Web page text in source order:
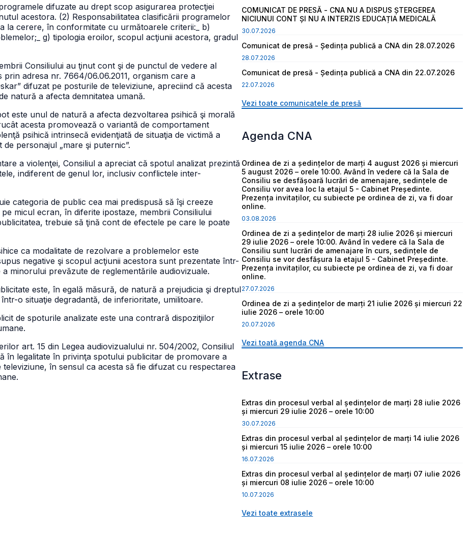
difuzate au drept scop asigurarea protecţiei
acestora. (2) Responsabilitatea clasificării programelor
la cerere, în conformitate cu următoarele criterii: _ b)
_ g) tipologia eroilor, scopul acţiunii acestora, gradul
Consiliului au ţinut cont şi de punctul de vedere al
adresa nr. 7664/06.06.2011, organism care a
difuzat pe posturile de televiziune, apreciind că acesta
natură a afecta demnitatea umană.
este unul de natură a afecta dezvoltarea psihică şi morală
acesta promovează o variantă de comportament
psihică intrinsecă evidenţiată de situaţia de victimă a
personajul „mare şi puternic”.
a violenţei, Consiliul a apreciat că spotul analizat prezintă
indiferent de genul lor, inclusiv conflictele inter-
categoria de public cea mai predispusă să îşi creeze
micul ecran, în diferite ipostaze, membrii Consiliului
trebuie să ţină cont de efectele pe care le poate
ca modalitate de rezolvare a problemelor este
negative şi scopul acţiunii acestora sunt prezentate într-
minorului prevăzute de reglementările audiovizuale.
este, în egală măsură, de natură a prejudicia şi dreptul
o situaţie degradantă, de inferioritate, umilitoare.
de spoturile analizate este una contrară dispoziţiilor
art. 15 din Legea audiovizualului nr. 504/2002, Consiliul
în legalitate în privinţa spotului publicitar de promovare a
în sensul ca acesta să fie difuzat cu respectarea
COMUNICAT DE PRESĂ - CNA NU A DISPUS ȘTERGEREA
NICIUNUI CONT ȘI NU A INTERZIS EDUCAȚIA MEDICALĂ
30.07.2026
Comunicat de presă - Ședința publică a CNA din 28.07.2026
28.07.2026
Comunicat de presă - Ședința publică a CNA din 22.07.2026
22.07.2026
Vezi toate comunicatele de presă
Agenda CNA
Ordinea de zi a ședințelor de marți 4 august 2026 și miercuri
5 august 2026 – orele 10:00. Având în vedere că la Sala de
Consiliu se desfășoară lucrări de amenajare, sedințele de
Consiliu vor avea loc la etajul 5 - Cabinet Președinte.
Prezența invitaților, cu subiecte pe ordinea de zi, va fi doar
online.
03.08.2026
Ordinea de zi a ședințelor de marți 28 iulie 2026 și miercuri
29 iulie 2026 – orele 10:00. Având în vedere că la Sala de
Consiliu sunt lucrări de amenajare în curs, sedințele de
Consiliu se vor desfășura la etajul 5 - Cabinet Președinte.
Prezența invitaților, cu subiecte pe ordinea de zi, va fi doar
online.
27.07.2026
Ordinea de zi a ședințelor de marți 21 iulie 2026 și miercuri 22
iulie 2026 – orele 10:00
20.07.2026
Vezi toată agenda CNA
Extrase
Extras din procesul verbal al ședințelor de marți 28 iulie 2026
și miercuri 29 iulie 2026 – orele 10:00
30.07.2026
Extras din procesul verbal al ședințelor de marți 14 iulie 2026
și miercuri 15 iulie 2026 – orele 10:00
16.07.2026
Extras din procesul verbal al ședințelor de marți 07 iulie 2026
și miercuri 08 iulie 2026 – orele 10:00
10.07.2026
Vezi toate extrasele